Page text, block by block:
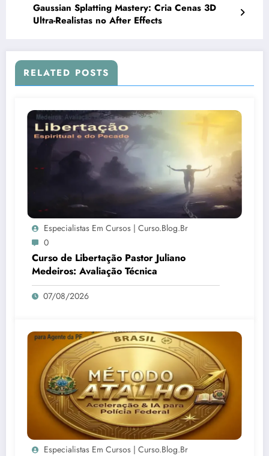
Gaussian Splatting Mastery: Cria Cenas 3D
Ultra-Realistas no After Effects
RELATED POSTS
Especialistas Em Cursos | Curso.blog.br
0
Curso de Libertação Pastor Juliano
Medeiros: Avaliação Técnica
07/08/2026
Especialistas Em Cursos | Curso.blog.br